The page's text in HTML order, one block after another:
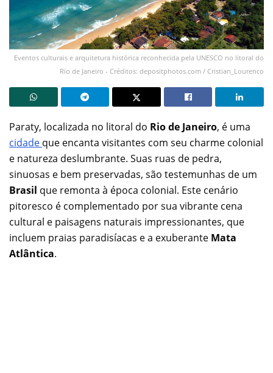
Eventos culturais e arquitetura histórica reconhecida pela UNESCO no litoral do
Rio de Janeiro - Créditos: depositphotos.com / Cristian_Lourenco
Paraty, localizada no litoral do Rio de Janeiro, é uma
cidade que encanta visitantes com seu charme colonial
e natureza deslumbrante. Suas ruas de pedra,
sinuosas e bem preservadas, são testemunhas de um
Brasil que remonta à época colonial. Este cenário
pitoresco é complementado por sua vibrante cena
cultural e paisagens naturais impressionantes, que
incluem praias paradisíacas e a exuberante Mata
Atlântica.